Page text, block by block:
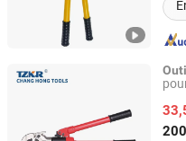
Outil
Yuhuan Changhong Tools
Zhejiang, China